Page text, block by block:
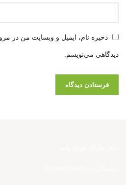
ذخیره نام، ایمیل و وبسایت من در
دیدگاهی می‌نویسم.